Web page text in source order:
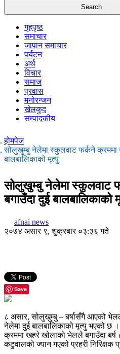
गृहपृष्ठ
समाचार
जापान समाचार
पर्यटन
अर्थ
विचार
समाज
प्रवास
मनोरन्जन
खेलकुद
सम्पादकीय
होमपेज
सोलुखुम्बु नेलेमा स्कुलवाट फर्कने क्रममा
बालबालिकाको मृत्यु
सोलुखुम्बु नेलेमा स्कुलवाट
बगाउँदा दुई बालबालिकाको
afnai news
२०७४ असार ९, शुक्रबार ०३:३६ गते
Save
८ असार, सोलुखुम्बु – बर्षासँगै आएको
नेलेमा दुई बालबालिकाको मृत्यु भएको छ ।
क्रममा खहरे खोलाको भेलले बगाउँदा बर्ष
कटुवालको ज्यान गएको प्रहरी निरिक्षक